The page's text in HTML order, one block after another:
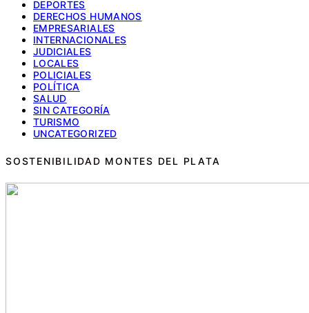
DEPORTES
DERECHOS HUMANOS
EMPRESARIALES
INTERNACIONALES
JUDICIALES
LOCALES
POLICIALES
POLÍTICA
SALUD
SIN CATEGORÍA
TURISMO
UNCATEGORIZED
SOSTENIBILIDAD MONTES DEL PLATA